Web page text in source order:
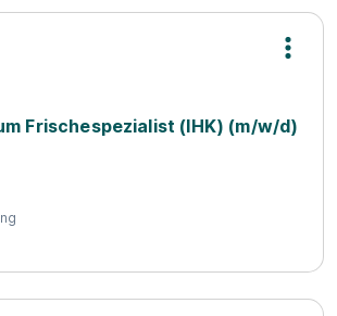
Frischespezialist (IHK) (m/w/d)